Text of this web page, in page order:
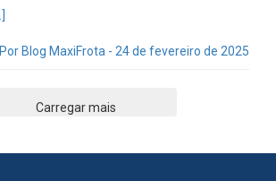
Por Blog MaxiFrota - 24 de fevereiro de 2025
Carregar mais